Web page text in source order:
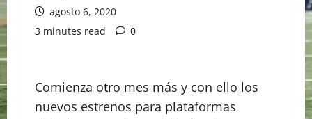
agosto 6, 2020
3 minutes read
0
Comienza otro mes más y con ello los
nuevos estrenos para plataformas